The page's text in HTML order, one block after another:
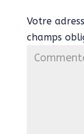
Votre
champs